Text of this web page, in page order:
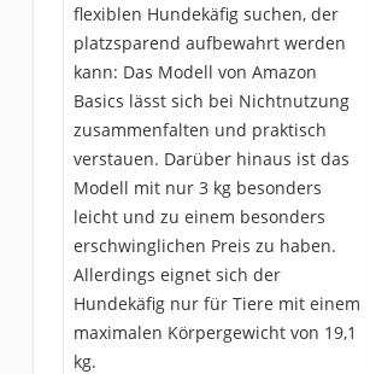
flexiblen Hundekäfig suchen, der
platzsparend aufbewahrt werden
kann: Das Modell von Amazon
Basics lässt sich bei Nichtnutzung
zusammenfalten und praktisch
verstauen. Darüber hinaus ist das
Modell mit nur 3 kg besonders
leicht und zu einem besonders
erschwinglichen Preis zu haben.
Allerdings eignet sich der
Hundekäfig nur für Tiere mit einem
maximalen Körpergewicht von 19,1
kg.